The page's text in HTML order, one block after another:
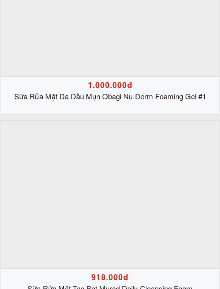
1.000.000đ
Sữa Rửa Mặt Da Dầu Mụn Obagi Nu-Derm Foaming Gel #1
918.000đ